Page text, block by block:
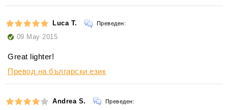
Luca T. Преведен:
09 May 2015
Great lighter!
Превод на български език
Andrea S. Преведен: